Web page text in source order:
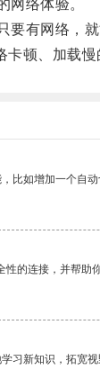
络体验。
有网络，就
、加载慢
比如增加一个自动
的连接，并帮助
习新知识，拓宽视